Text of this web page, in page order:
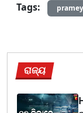
Tags:
ରାଜ୍ୟ